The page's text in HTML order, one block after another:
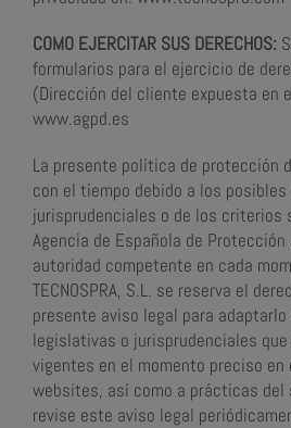
COMO EJERCITAR SUS DERECHOS:
formularios para el ejercicio de
(Dirección del cliente expuesta en
www.agpd.es
La presente política de protección
con el tiempo debido a los
jurisprudenciales o de los criterios
Agencia de Española de
autoridad competente en cada
TECNOSPRA, S.L. se reserva el
presente aviso legal para adaptarlo
legislativas o jurisprudenciales
vigentes en el momento preciso en
websites, así como a prácticas del
revise este aviso legal